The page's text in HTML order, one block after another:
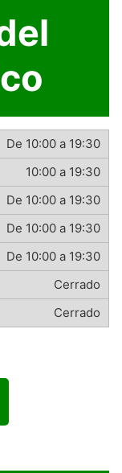
De 10:00 a 19:30
10:00 a 19:30
De 10:00 a 19:30
De 10:00 a 19:30
De 10:00 a 19:30
Cerrado
Cerrado